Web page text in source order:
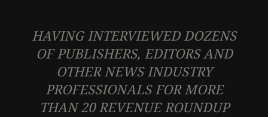
HAVING INTERVIEWED DOZENS
OF PUBLISHERS, EDITORS AND
OTHER NEWS INDUSTRY
PROFESSIONALS FOR MORE
THAN 20 REVENUE ROUNDUP